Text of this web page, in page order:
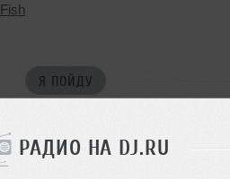
РАДИО НА DJ.RU
Fish
Я ПОЙДУ